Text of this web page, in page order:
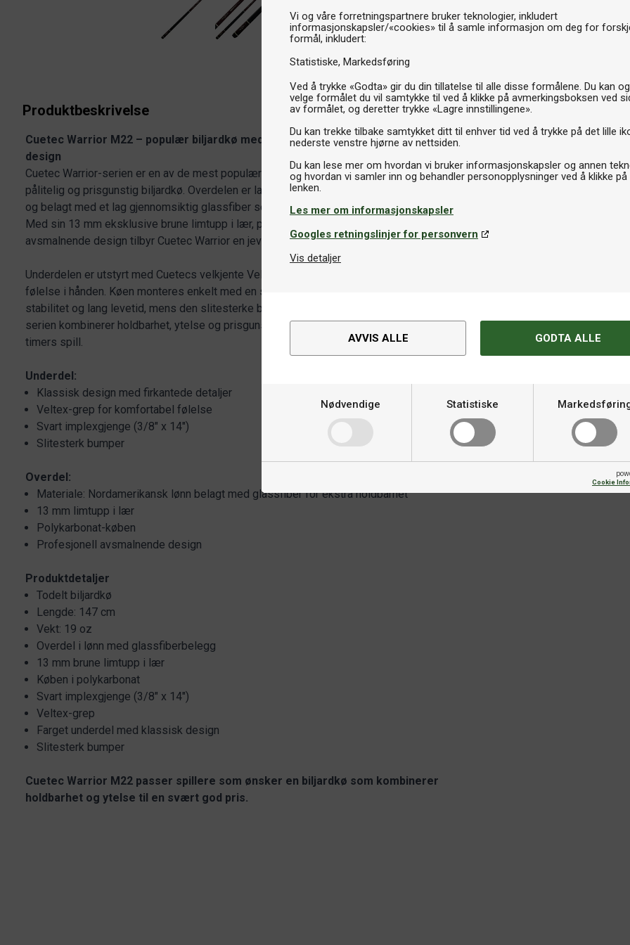
Vi og våre forretningspartnere bruker teknologier, inkludert
informasjonskapsler/«cookies» til å samle informasjon om deg for
formål, inkludert:
Statistiske Markedsføring
Ved å trykke «Godta» gir du din tillatelse til alle disse formålene. Du kan
velge formålet du vil samtykke til ved å klikke på avmerkingsboksen ved
av formålet, og deretter trykke «Lagre innstillingene».
Du kan trekke tilbake samtykket ditt til enhver tid ved å trykke på det lille
nederste venstre hjørne av nettsiden.
Du kan lese mer om hvordan vi bruker informasjonskapsler og annen
og hvordan vi samler inn og behandler personopplysninger ved å klikke på
Les mer om informasjonskapsler
Googles retningslinjer for personvern
Vis detaljer
AVVIS ALLE GODTA ALLE
Nødvendige Statistiske
Cookie
Produktbeskrivelse
Cuetec Warrior M22 – populær biljardkø med holdbar konstruksjon og klassisk
design
Cuetec Warrior-serien er en av de mest populære blant biljardspillere som ønsker en
pålitelig og prisgunstig biljardkø. Overdelen er laget av førsteklasses nordamerikansk lønn
og belagt med et lag gjennomsiktig glassfiber som beskytter mot bøying, riper og skader.
Med sin 13 mm eksklusive brune limtupp i lær, polykarbonat-køben og profesjonelle
avsmalnende design tilbyr Cuetec Warrior en jevn og komfortabel spilleopplevelse.
Underdelen er utstyrt med Cuetecs velkjente Veltex-grep som gir en myk og behagelig
følelse i hånden. Køen monteres enkelt med en svart implexgjenge (3/8" x 14") for
stabilitet og lang levetid, mens den slitesterke bumperen beskytter mot støt. Warrior-
serien kombinerer holdbarhet, ytelse og prisgunstighet i en biljardkø som tåler mange
timers spill.
Underdel:
Klassisk design med firkantede detaljer
Veltex-grep for komfortabel følelse
Svart implexgjenge (3/8" x 14")
Slitesterk bumper
Overdel:
Materiale: Nordamerikansk lønn belagt med glassfiber for ekstra holdbarhet
13 mm limtupp i lær
Polykarbonat-køben
Profesjonell avsmalnende design
Produktdetaljer
Todelt biljardkø
Lengde: 147 cm
Vekt: 19 oz
Overdel i lønn med glassfiberbelegg
13 mm brune limtupp i lær
Køben i polykarbonat
Svart implexgjenge (3/8" x 14")
Veltex-grep
Farget underdel med klassisk design
Slitesterk bumper
Cuetec Warrior M22 passer spillere som ønsker en biljardkø som kombinerer
holdbarhet og ytelse til en svært god pris.
Spesifikasjoner